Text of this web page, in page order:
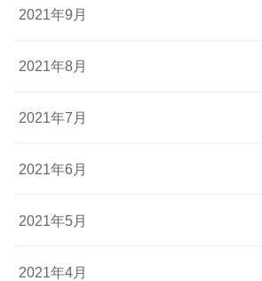
2021年9月
2021年8月
2021年7月
2021年6月
2021年5月
2021年4月